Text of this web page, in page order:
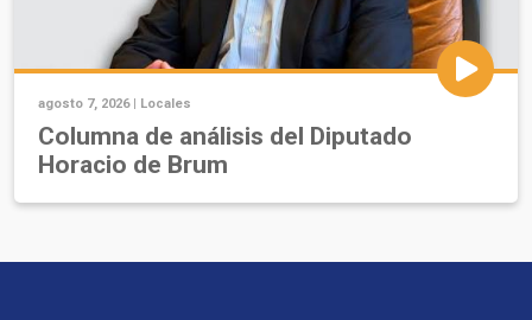
agosto 7, 2026 | Locales
Columna de análisis del Diputado
Horacio de Brum